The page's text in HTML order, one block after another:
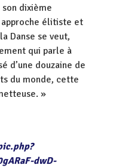
dixième
approche élitiste et
Danse se veut,
qui parle à
d’une douzaine de
du monde, cette
»
dwD-